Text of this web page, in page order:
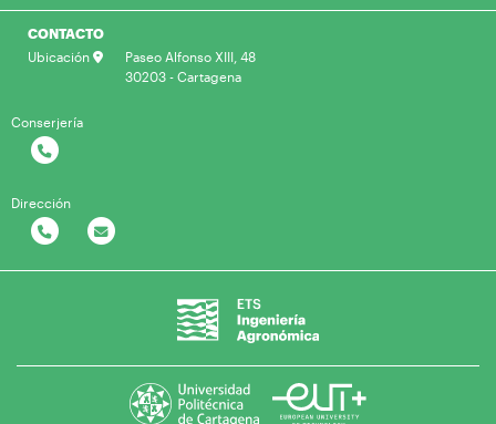
CONTACTO
Ubicación
Paseo Alfonso XIII, 48
30203 - Cartagena
Conserjería
Dirección